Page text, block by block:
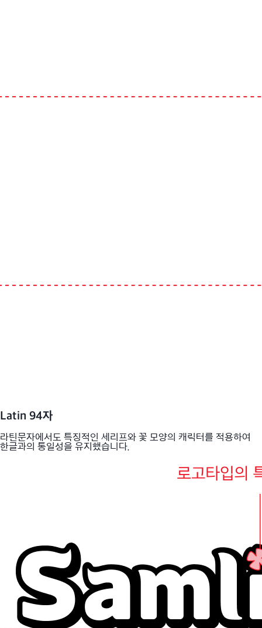
Latin 94자
라틴문자에서도 특징적인 세리프와 꽃 모양의 캐릭터를 적용하여
한글과의 통일성을 유지했습니다.